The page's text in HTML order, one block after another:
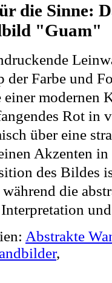
die Sinne:
"Guam"
der Farbe und
einer modernen
Rot in
über eine
Akzenten
des Bildes
während die
Abstrakte
,